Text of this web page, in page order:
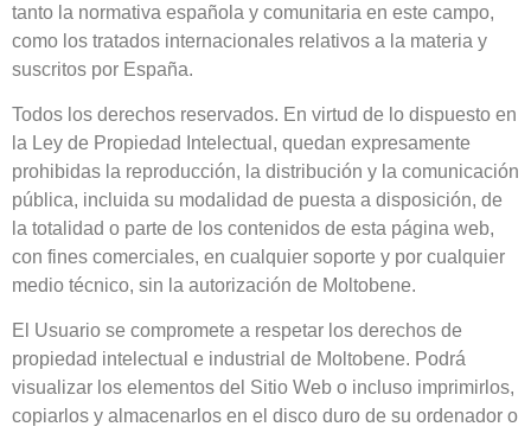
tanto la normativa española y comunitaria en este campo,
como los tratados internacionales relativos a la materia y
suscritos por España.
Todos los derechos reservados. En virtud de lo dispuesto en
la Ley de Propiedad Intelectual, quedan expresamente
prohibidas la reproducción, la distribución y la comunicación
pública, incluida su modalidad de puesta a disposición, de
la totalidad o parte de los contenidos de esta página web,
con fines comerciales, en cualquier soporte y por cualquier
medio técnico, sin la autorización de Moltobene.
El Usuario se compromete a respetar los derechos de
propiedad intelectual e industrial de Moltobene. Podrá
visualizar los elementos del Sitio Web o incluso imprimirlos,
copiarlos y almacenarlos en el disco duro de su ordenador o